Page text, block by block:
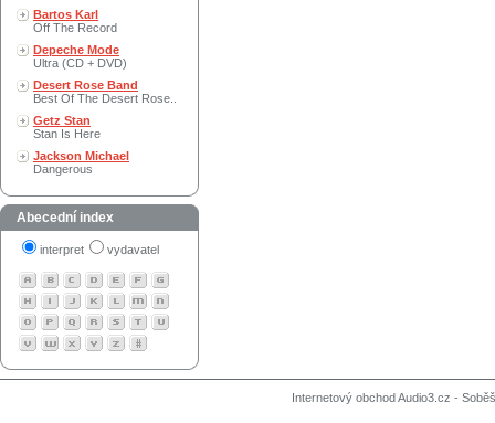
Bartos Karl
Off The Record
Depeche Mode
Ultra (CD + DVD)
Desert Rose Band
Best Of The Desert Rose..
Getz Stan
Stan Is Here
Jackson Michael
Dangerous
Abecední index
interpret vydavatel
Internetový obchod Audio3.cz -